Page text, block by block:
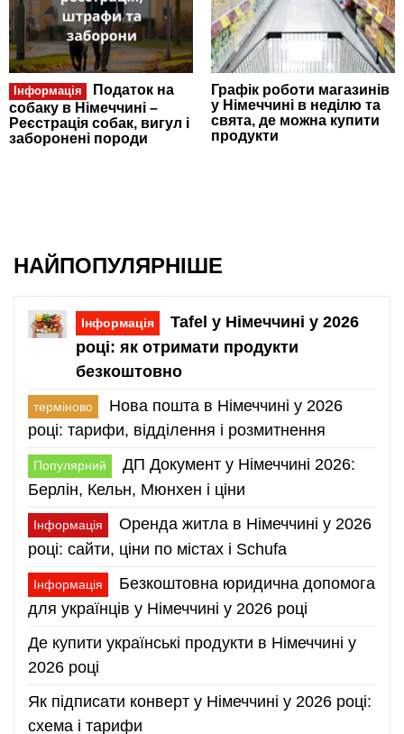
Інформація
Податок на
собаку в Німеччині –
Реєстрація собак, вигул і
заборонені породи
Графік роботи магазинів
у Німеччині в неділю та
свята, де можна купити
продукти
НАЙПОПУЛЯРНІШЕ
Інформація
Tafel у Німеччині у 2026
році: як отримати продукти
безкоштовно
терміново
Нова пошта в Німеччині у 2026
році: тарифи, відділення і розмитнення
Популярний
ДП Документ у Німеччині 2026:
Берлін, Кельн, Мюнхен і ціни
Інформація
Оренда житла в Німеччині у 2026
році: сайти, ціни по містах і Schufa
Інформація
Безкоштовна юридична допомога
для українців у Німеччині у 2026 році
Де купити українські продукти в Німеччині у
2026 році
Як підписати конверт у Німеччині у 2026 році:
схема і тарифи